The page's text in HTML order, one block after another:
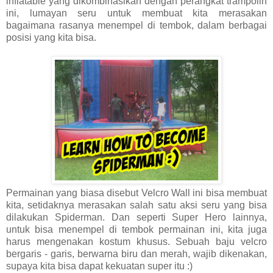
ini, lumayan seru untuk membuat kita merasakan
bagaimana rasanya menempel di tembok, dalam berbagai
posisi yang kita bisa.
Permainan yang biasa disebut Velcro Wall ini bisa membuat
kita, setidaknya merasakan salah satu aksi seru yang bisa
dilakukan Spiderman. Dan seperti Super Hero lainnya,
untuk bisa menempel di tembok permainan ini, kita juga
harus mengenakan kostum khusus. Sebuah baju velcro
bergaris - garis, berwarna biru dan merah, wajib dikenakan,
supaya kita bisa dapat kekuatan super itu :)